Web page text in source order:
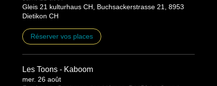
Gleis 21 kulturhaus CH, Buchsackerstrasse 21, 8953
Dietikon CH
Réserver vos places
Les Toons - Kaboom
mer. 26 août